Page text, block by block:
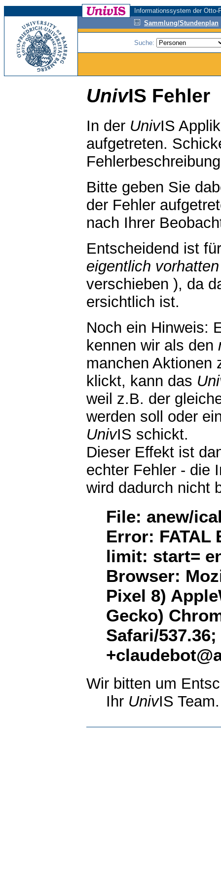
Informationssystem der
Sammlung/Stundenplan
Suche:
UnivIS Fehler
In der UnivIS
aufgetreten.
Bitte geben Sie
der Fehler
nach Ihrer
Entscheidend ist
eigentlich vorhatten
verschieben ), da
ersichtlich ist.
Noch ein Hinweis:
kennen wir als den
manchen Aktionen
klickt, kann das
weil z.B. der
werden soll oder
UnivIS schickt.
Dieser Effekt ist
echter Fehler - die
wird dadurch nicht
File: anew/
Error: FATAL
limit: start=
Browser:
Pixel 8)
Gecko)
Safari/
Wir bitten um
Ihr UnivIS Team.